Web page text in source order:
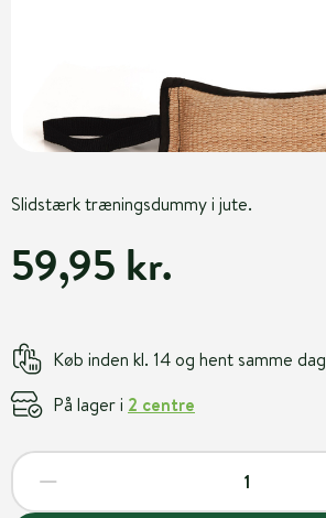
Slidstærk træningsdummy i jute.
59,95 kr.
Køb inden kl. 14 og hent samme dag
På lager i 2 centre